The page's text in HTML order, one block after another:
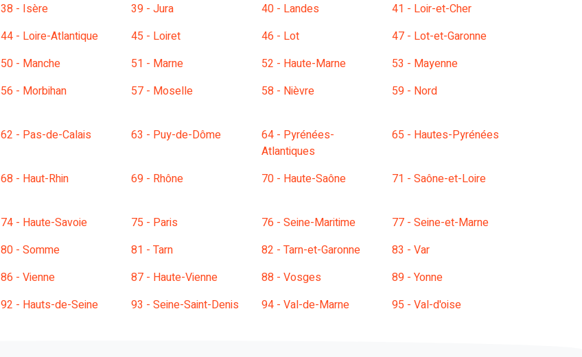
38 - Isère 39 - Jura 40 - Landes
41 - Loir-et-Cher
44 - Loire-Atlantique 45 - Loiret 46 - Lot
47 - Lot-et-Garonne
50 - Manche 51 - Marne 52 - Haute-Marne
53 - Mayenne
56 - Morbihan 57 - Moselle 58 - Nièvre 59 - Nord
62 - Pas-de-Calais 63 - Puy-de-Dôme
64 - Pyrénées-
Atlantiques
65 - Hautes-Pyrénées
68 - Haut-Rhin 69 - Rhône 70 - Haute-Saône 71 - Saône-et-Loire
74 - Haute-Savoie 75 - Paris 76 - Seine-Maritime
77 - Seine-et-Marne
80 - Somme 81 - Tarn 82 - Tarn-et-Garonne
83 - Var
86 - Vienne 87 - Haute-Vienne 88 - Vosges
89 - Yonne
92 - Hauts-de-Seine 93 - Seine-Saint-Denis 94 - Val-de-Marne 95 - Val-d'oise